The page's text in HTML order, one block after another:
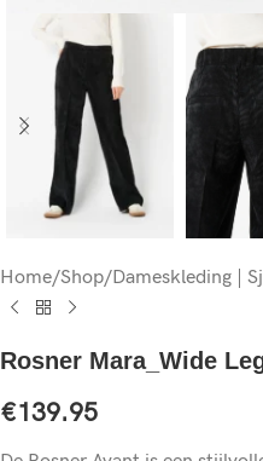
Home/Shop/Dameskleding |
Rosner Mara_Wide
€139.95